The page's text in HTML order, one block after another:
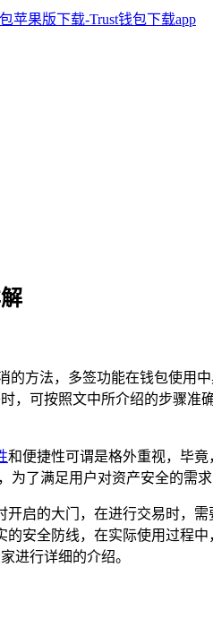
的方法，多签功能在钱包使用中
，可按照文中所介绍的步骤
和便捷性可谓是格外重视，毕
了满足用户对资产安全的需
开启的大门，在进行交易时，需
安全防线，在实际使用过程
进行详细的介绍。